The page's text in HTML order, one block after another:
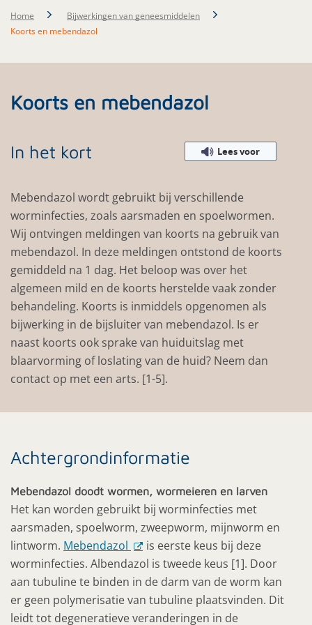
Home
Bijwerkingen van geneesmiddelen
Koorts en mebendazol
Koorts en mebendazol
In het kort Lees voor
Mebendazol wordt gebruikt bij verschillende
worminfecties, zoals aarsmaden en spoelwormen.
Wij ontvingen meldingen van koorts na gebruik van
mebendazol. In deze meldingen ontstond de koorts
gemiddeld na 1 dag. Het beloop was over het
algemeen mild en de koorts herstelde vaak zonder
behandeling. Koorts is inmiddels opgenomen als
bijwerking in de bijsluiter van mebendazol. Is er
naast koorts ook sprake van huiduitslag met
blaarvorming of loslating van de huid? Neem dan
contact op met een arts. [1-5].
Achtergrondinformatie
Mebendazol doodt wormen, wormeieren en larven
Het kan worden gebruikt bij worminfecties met
aarsmaden, spoelworm, zweepworm, mijnworm en
lintworm. Mebendazol
is eerste keus bij deze
worminfecties. Albendazol is tweede keus [1]. Door
aan tubuline te binden in de darm van de worm kan
er geen polymerisatie van tubuline plaatsvinden. Dit
leidt tot degeneratieve veranderingen in de